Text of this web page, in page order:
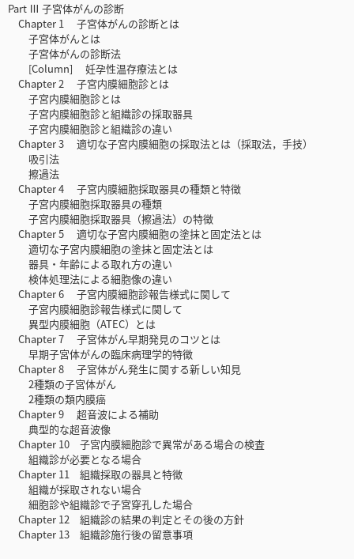
Part Ⅲ 子宮体がんの診断
Chapter 1 子宮体がんの診断とは
子宮体がんとは
子宮体がんの診断法
[Column] 妊孕性温存療法とは
Chapter 2 子宮内膜細胞診とは
子宮内膜細胞診とは
子宮内膜細胞診と組織診の採取器具
子宮内膜細胞診と組織診の違い
Chapter 3 適切な子宮内膜細胞の採取法とは（採取法，手技）
吸引法
擦過法
Chapter 4 子宮内膜細胞採取器具の種類と特徴
子宮内膜細胞採取器具の種類
子宮内膜細胞採取器具（擦過法）の特徴
Chapter 5 適切な子宮内膜細胞の塗抹と固定法とは
適切な子宮内膜細胞の塗抹と固定法とは
器具・年齢による取れ方の違い
検体処理法による細胞像の違い
Chapter 6 子宮内膜細胞診報告様式に関して
子宮内膜細胞診報告様式に関して
異型内膜細胞（ATEC）とは
Chapter 7 子宮体がん早期発見のコツとは
早期子宮体がんの臨床病理学的特徴
Chapter 8 子宮体がん発生に関する新しい知見
2種類の子宮体がん
2種類の類内膜癌
Chapter 9 超音波による補助
典型的な超音波像
Chapter 10 子宮内膜細胞診で異常がある場合の検査
組織診が必要となる場合
Chapter 11 組織採取の器具と特徴
組織が採取されない場合
細胞診や組織診で子宮穿孔した場合
Chapter 12 組織診の結果の判定とその後の方針
Chapter 13 組織診施行後の留意事項